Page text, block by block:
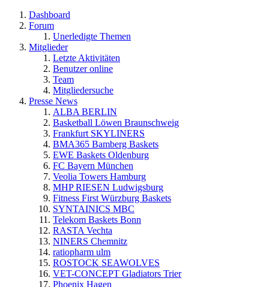
Dashboard
Forum
Unerledigte Themen
Mitglieder
Letzte Aktivitäten
Benutzer online
Team
Mitgliedersuche
Presse News
ALBA BERLIN
Basketball Löwen Braunschweig
Frankfurt SKYLINERS
BMA365 Bamberg Baskets
EWE Baskets Oldenburg
FC Bayern München
Veolia Towers Hamburg
MHP RIESEN Ludwigsburg
Fitness First Würzburg Baskets
SYNTAINICS MBC
Telekom Baskets Bonn
RASTA Vechta
NINERS Chemnitz
ratiopharm ulm
ROSTOCK SEAWOLVES
VET-CONCEPT Gladiators Trier
Phoenix Hagen